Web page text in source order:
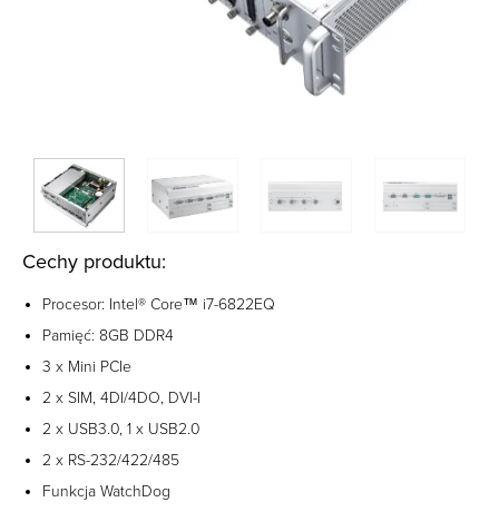
Cechy produktu:
Procesor: Intel® Core™ i7-6822EQ
Pamięć: 8GB DDR4
3 x Mini PCIe
2 x SIM, 4DI/4DO, DVI-I
2 x USB3.0, 1 x USB2.0
2 x RS-232/422/485
Funkcja WatchDog